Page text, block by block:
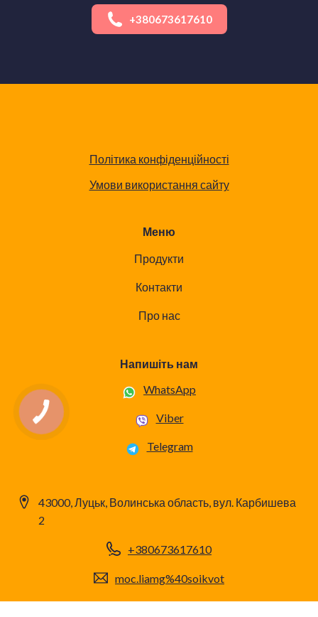
+380673617610
Політика конфіденційності
Умови використання сайту
Меню
Продукти
Контакти
Про нас
Напишіть нам
WhatsApp
Viber
Telegram
43000, Луцьк, Волинська область, вул. Карбишева
2
+380673617610
moc.liamg%40soikvot